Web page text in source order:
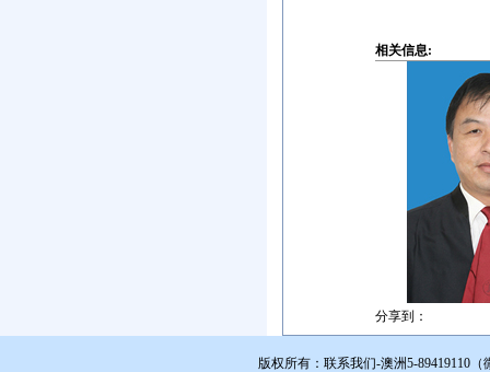
相关信息:
分享到：
版权所有：联系我们-澳洲5-89419110